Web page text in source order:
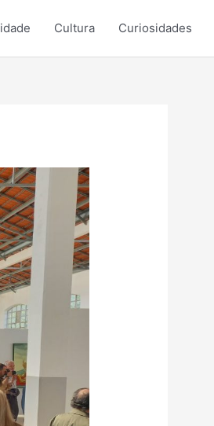
Cultura Curiosidades